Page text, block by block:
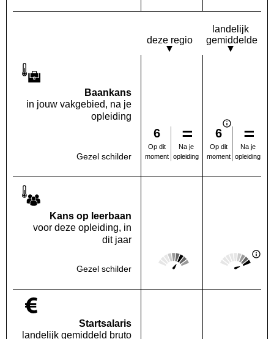
deze regio
landelijk
gemiddelde
Baankans
in jouw vakgebied, na je
opleiding
Gezel schilder
6
Op dit
moment
Na je
opleiding
6
Op dit
moment
Na je
opleiding
Kans op leerbaan
voor deze opleiding, in
dit jaar
Gezel schilder Deze regio:
Score: 4 van 5
Landelijk
Score: 5 van
Startsalaris
landelijk gemiddeld bruto